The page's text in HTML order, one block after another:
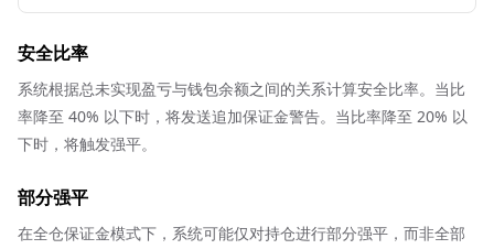
安全比率
系统根据总未实现盈亏与钱包余额之间的关系计算安全比率。当比
率降至 40% 以下时，将发送追加保证金警告。当比率降至 20% 以
下时，将触发强平。
部分强平
在全仓保证金模式下，系统可能仅对持仓进行部分强平，而非全部